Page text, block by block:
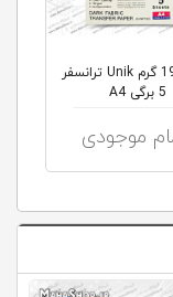
کاغذ 190 گرم Unik ترانسفر
5 برگی A4
موجودی